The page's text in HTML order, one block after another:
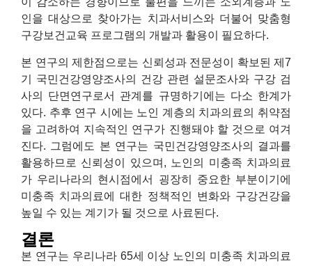
인을 대상으로 찾아가는 치과서비스와 더불어 맞춤형
구강보건교육 프로그램의 개발과 활용이 필요하다.
본 연구의 제한점으로는 신뢰성과 전문성이 확보된 제7
기 국민건강영양조사의 건강 관련 설문조사와 구강 검
사의 단면연구로서 관계를 규명하기에는 다소 한계가
있다. 추후 연구 시에는 노인 계층의 치과의료의 취약점
을 고려하여 지속적인 연구가 진행돼야 할 것으로 여겨
진다. 그럼에도 본 연구는 국민건강영양조사의 결과를
활용하므로 신뢰성이 있으며, 노인의 미충족 치과의료
가 우리나라의 현시점에서 굉장히 중요한 부분이기에
미충족 치과의료에 대한 정책적인 변화와 구강건강을
높일 수 있는 계기가 될 것으로 사료된다.
결론
본 연구는 우리나라 65세 이상 노인의 미충족 치과의료